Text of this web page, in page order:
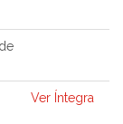
Ver Íntegra